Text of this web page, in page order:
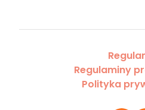
Regulaminy
Polityka